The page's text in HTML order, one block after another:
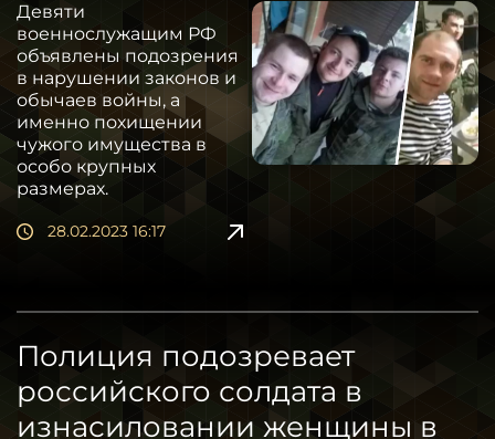
Девяти
военнослужащим РФ
объявлены подозрения
в нарушении законов и
обычаев войны, а
именно похищении
чужого имущества в
особо крупных
размерах.
28.02.2023 16:17
Полиция подозревает
российского солдата в
изнасиловании женщины в